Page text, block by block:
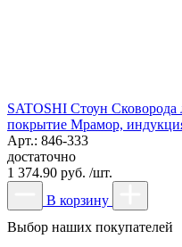
SATOSHI Стоун Сковорода
покрытие Мрамор,
Арт.: 846-333
достаточно
1 374.90 руб. /шт.
В корзину
Выбор наших покупателей